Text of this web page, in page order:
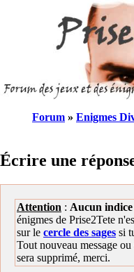
Forum » Enigmes
Écrire une
Attention : Aucun
énigmes de Prise2Tete
sur le cercle des sages si
Tout nouveau message
sera supprimé, merci.